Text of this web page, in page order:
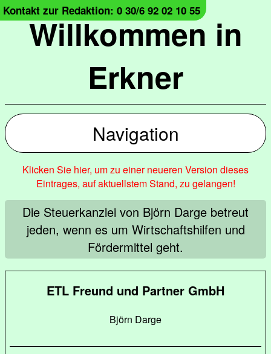
Willkommen in
Erkner
Kontakt zur Redaktion: 0 30/6 92 02 10 55
Navigation
Klicken Sie hier, um zu einer neueren Version dieses
Eintrages, auf aktuellstem Stand, zu gelangen!
Die Steuerkanzlei von Björn Darge betreut
jeden, wenn es um Wirtschaftshilfen und
Fördermittel geht.
ETL Freund und Partner GmbH
Björn Darge